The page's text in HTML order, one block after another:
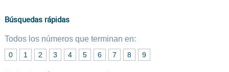
Búsquedas rápidas
Todos los números que terminan en:
0 1 2 3 4 5 6 7 8 9